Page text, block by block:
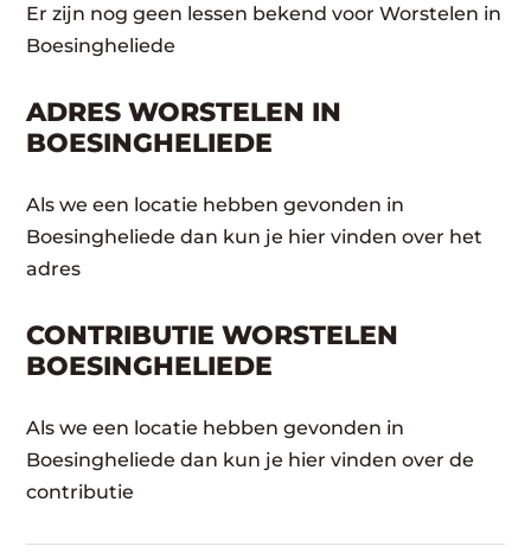
Er zijn nog geen lessen bekend voor Worstelen in
Boesingheliede
ADRES WORSTELEN IN
BOESINGHELIEDE
Als we een locatie hebben gevonden in
Boesingheliede dan kun je hier vinden over het
adres
CONTRIBUTIE WORSTELEN
BOESINGHELIEDE
Als we een locatie hebben gevonden in
Boesingheliede dan kun je hier vinden over de
contributie